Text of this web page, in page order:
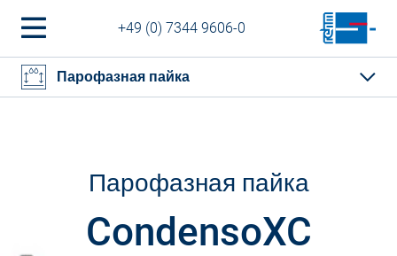
+49 (0) 7344 9606-0
Парофазная пайка
Парофазная пайка
CondensoXC